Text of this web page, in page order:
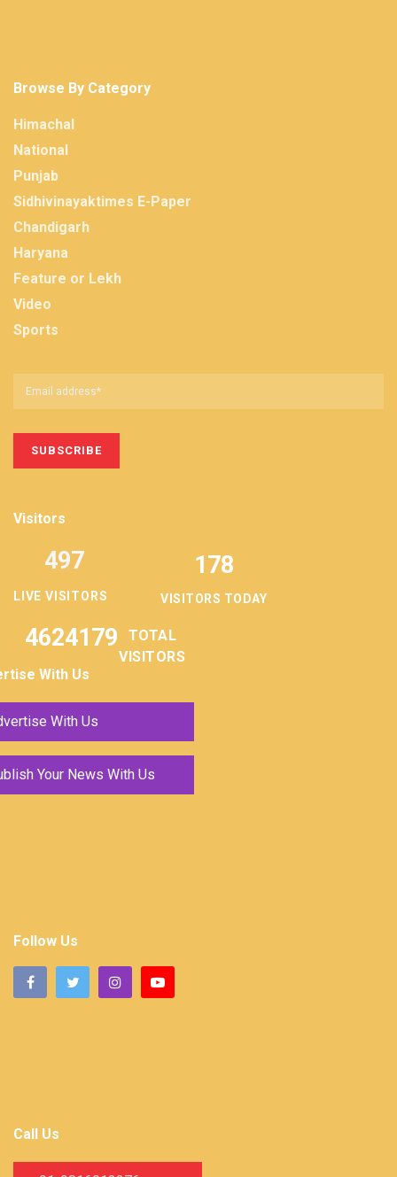
Browse By Category
Himachal
National
Punjab
Sidhivinayaktimes E-Paper
Chandigarh
Haryana
Feature or Lekh
Video
Sports
Visitors
LIVE VISITORS
497 178
VISITORS TODAY
4624179
TOTAL
VISITORS
With Us
With Us
Your News With Us
Follow Us
Call Us